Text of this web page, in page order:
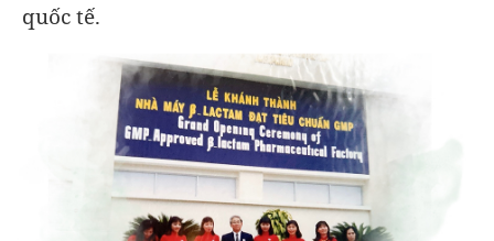
quốc tế.